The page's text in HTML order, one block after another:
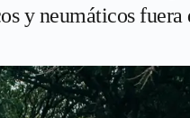
y neumáticos fuera